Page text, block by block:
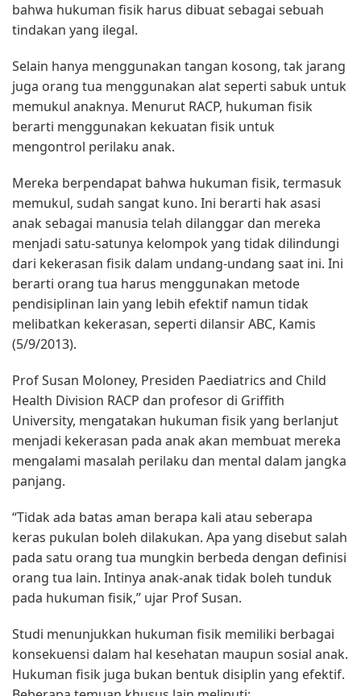
bahwa hukuman fisik harus dibuat sebagai sebuah
tindakan yang ilegal.
Selain hanya menggunakan tangan kosong, tak jarang
juga orang tua menggunakan alat seperti sabuk untuk
memukul anaknya. Menurut RACP, hukuman fisik
berarti menggunakan kekuatan fisik untuk
mengontrol perilaku anak.
Mereka berpendapat bahwa hukuman fisik, termasuk
memukul, sudah sangat kuno. Ini berarti hak asasi
anak sebagai manusia telah dilanggar dan mereka
menjadi satu-satunya kelompok yang tidak dilindungi
dari kekerasan fisik dalam undang-undang saat ini. Ini
berarti orang tua harus menggunakan metode
pendisiplinan lain yang lebih efektif namun tidak
melibatkan kekerasan, seperti dilansir ABC, Kamis
(5/9/2013).
Prof Susan Moloney, Presiden Paediatrics and Child
Health Division RACP dan profesor di Griffith
University, mengatakan hukuman fisik yang berlanjut
menjadi kekerasan pada anak akan membuat mereka
mengalami masalah perilaku dan mental dalam jangka
panjang.
“Tidak ada batas aman berapa kali atau seberapa
keras pukulan boleh dilakukan. Apa yang disebut salah
pada satu orang tua mungkin berbeda dengan definisi
orang tua lain. Intinya anak-anak tidak boleh tunduk
pada hukuman fisik,” ujar Prof Susan.
Studi menunjukkan hukuman fisik memiliki berbagai
konsekuensi dalam hal kesehatan maupun sosial anak.
Hukuman fisik juga bukan bentuk disiplin yang efektif.